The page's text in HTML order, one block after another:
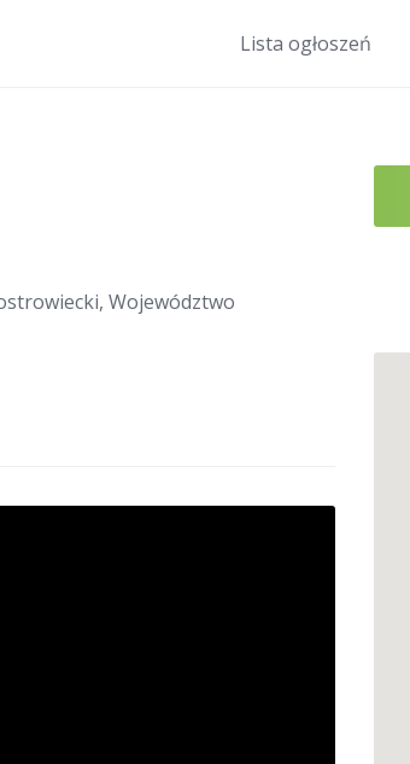
Lista ogłoszeń
Województwo